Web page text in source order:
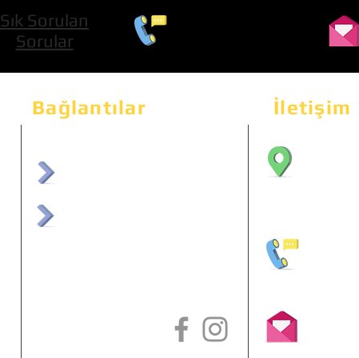
Sık Sorulan
Sorular
Bağlantılar İletişim